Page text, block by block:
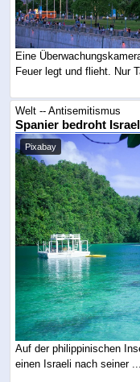
Eine
Feuer legt und flieht. Nur
Welt -- Antisemitismus
Spanier bedroht
Pixabay
Auf der philippinischen
einen Israeli nach seiner ...